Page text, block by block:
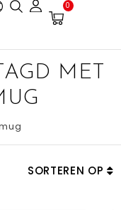
0
MET
SORTEREN OP